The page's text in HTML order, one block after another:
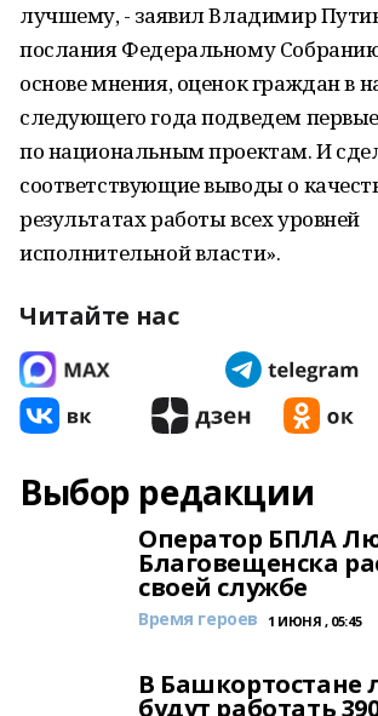
лучшему, - заявил Владимир
послания Федеральному
основе мнения, оценок граждан в
следующего года подведем
по национальным проектам. И
соответствующие выводы о
результатах работы всех уровней
исполнительной власти».
Читайте нас
Выбор редакции
Оператор БПЛА
Благовещенска
своей службе
Время героев 1 ИЮНЯ , 05:45
В Башкортостане
будут работать